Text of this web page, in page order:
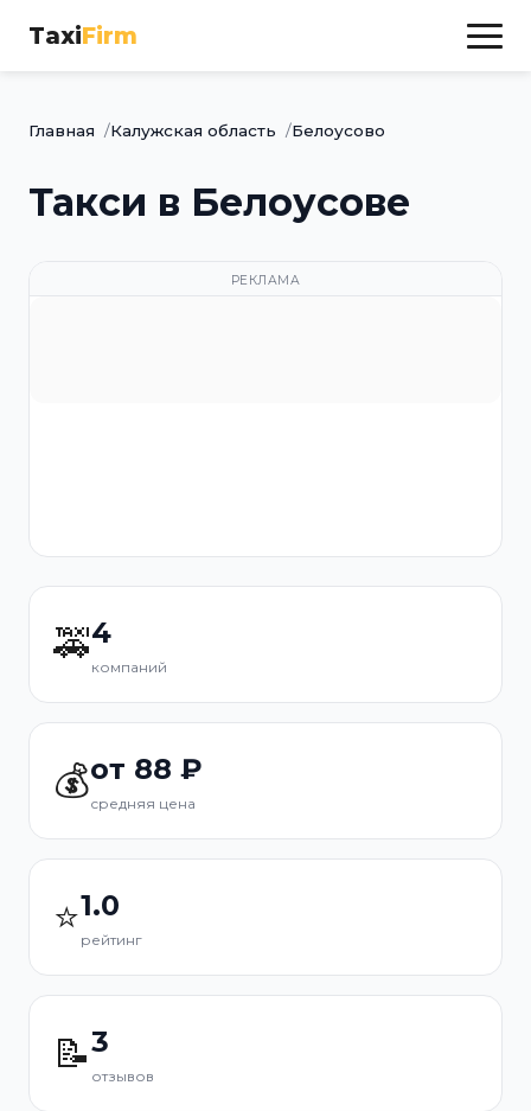
TaxiFirm
Главная Калужская область Белоусово
Такси в Белоусове
РЕКЛАМА
🚕4
компаний
💰от 88 ₽
средняя цена
⭐1.0
рейтинг
📝3
отзывов